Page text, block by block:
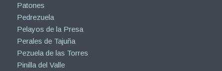
Patones
Pedrezuela
Pelayos de la Presa
Perales de Tajuña
Pezuela de las Torres
Pinilla del Valle